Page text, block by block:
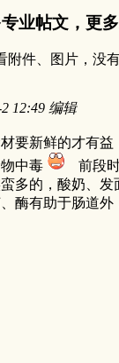
业帖文，更多
附件、图片，没
12:49 编辑
要新鲜的才有
中毒
前段时
多的，酸奶、发
酶有助于肠道